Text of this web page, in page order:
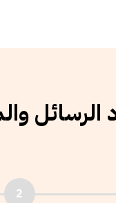
الرسائل
2